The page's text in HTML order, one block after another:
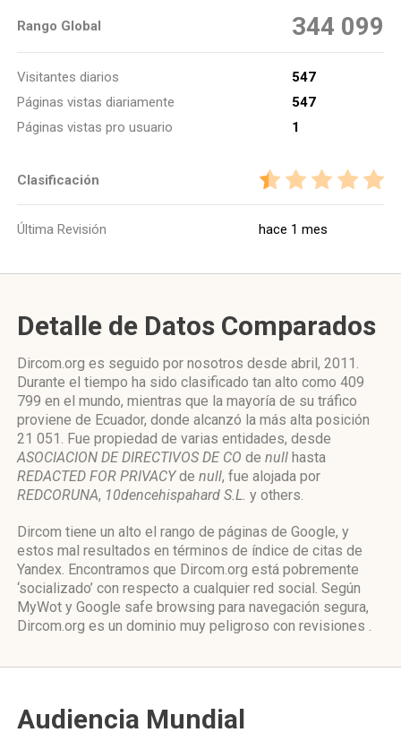
Rango Global 344 099
Visitantes diarios
547
Páginas vistas diariamente
547
Páginas vistas pro usuario
1
Clasificación
Última Revisión hace 1 mes
Detalle de Datos Comparados
Dircom.org es seguido por nosotros desde abril, 2011.
Durante el tiempo ha sido clasificado tan alto como 409
799 en el mundo, mientras que la mayoría de su tráfico
proviene de Ecuador, donde alcanzó la más alta posición
21 051. Fue propiedad de varias entidades, desde
ASOCIACION DE DIRECTIVOS DE CO de null hasta
REDACTED FOR PRIVACYde null, fue alojada por
REDCORUNA, 10dencehispahard S.L. y others.
Dircom tiene un alto el rango de páginas de Google, y
estos mal resultados en términos de índice de citas de
Yandex. Encontramos que Dircom.org está pobremente
‘socializado’ con respecto a cualquier red social. Según
MyWot y Google safe browsing para navegación segura,
Dircom.org es un dominio muy peligroso con revisiones .
Audiencia Mundial